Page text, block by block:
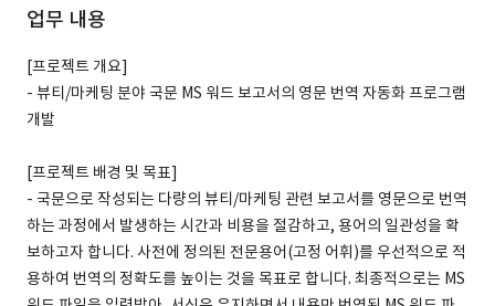
업무 내용
[프로젝트 개요]
- 뷰티/마케팅 분야 국문 MS 워드 보고서의 영문 번역 자동화 프로그램
개발
[프로젝트 배경 및 목표]
- 국문으로 작성되는 다량의 뷰티/마케팅 관련 보고서를 영문으로 번역
하는 과정에서 발생하는 시간과 비용을 절감하고, 용어의 일관성을 확
보하고자 합니다. 사전에 정의된 전문용어(고정 어휘)를 우선적으로 적
용하여 번역의 정확도를 높이는 것을 목표로 합니다. 최종적으로는 MS